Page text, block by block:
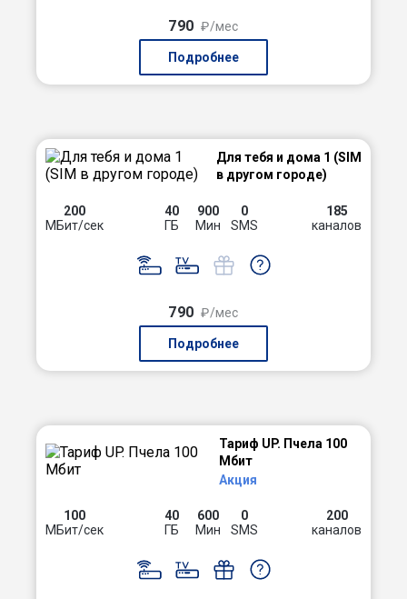
790 ₽/мес
Подробнее
Для тебя и дома 1 (SIM
в другом городе)
200
МБит/сек
40
ГБ
900
Мин
0
SMS
185
каналов
790 ₽/мес
Подробнее
Тариф UP. Пчела 100
Мбит
Акция
100
МБит/сек
40
ГБ
600
Мин
0
SMS
200
каналов